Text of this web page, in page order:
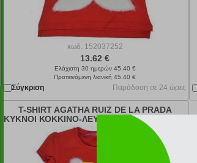
κωδ. 152037252
13.62 €
Ελάχιστη 30 ημερών 45.40 €
Προτεινόμενη λιανική 45.40 €
Σύγκριση Παράδοση σε 24 ώρες
T-SHIRT AGATHA RUIZ DE LA PRADA
ΚΥΚΝΟΙ ΚΟΚΚΙΝΟ-ΛΕΥΚΟ (128ΕΚ.)-(8ΕΤΩΝ)